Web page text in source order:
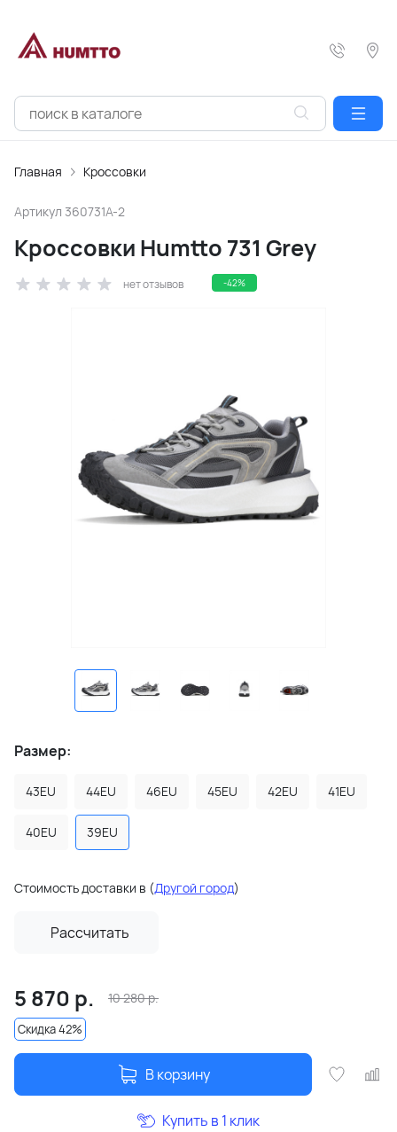
Главная Кроссовки
Артикул 360731A-2
Кроссовки Humtto 731 Grey
нет отзывов -42%
Размер:
43EU 44EU 46EU 45EU 42EU 41EU
40EU 39EU
Стоимость доставки в (Другой город)
Рассчитать
5 870 р. 10 280р.
Скидка 42%
В корзину
Купить в 1 клик